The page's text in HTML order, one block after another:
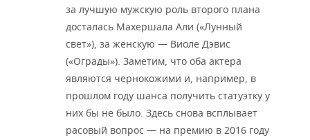
за лучшую мужскую роль второго плана
досталась Махершала Али («Лунный
свет»), за женскую — Виоле Дэвис
(«Ограды»). Заметим, что оба актера
являются чернокожими и, например, в
прошлом году шанса получить статуэтку у
них бы не было. Здесь снова всплывает
расовый вопрос — на премию в 2016 году